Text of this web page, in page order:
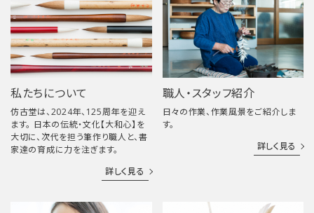
私たちについて
仿古堂は、2024年、125周年を迎え
ます。 日本の伝統・文化【大和心】を
大切に、次代を担う筆作り職人と、書
家達の育成に力を注ぎます。
詳しく見る
職人・スタッフ紹介
日々の作業、作業風景をご紹介しま
す。
詳しく見る